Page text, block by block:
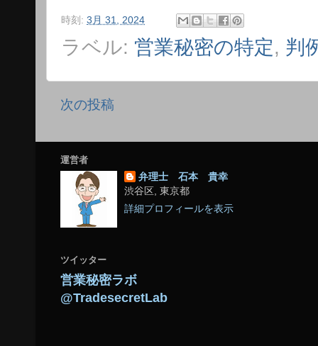
時刻: 3月 31, 2024
ラベル: 営業秘密の特定, 判
次の投稿
運営者
弁理士 石本 貴幸
渋谷区, 東京都
詳細プロフィールを表示
ツイッター
営業秘密ラボ
@TradesecretLab